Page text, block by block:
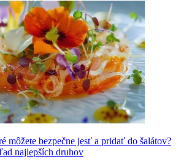
môžete bezpečne jesť a pridať do šalátov?
najlepších druhov